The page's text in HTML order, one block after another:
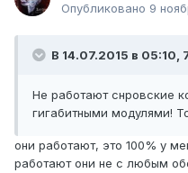
Опубликовано 9
В 14.07.2015 в 05:10,
Не работают снровские
гигабитными модулями!
они работают, это 100% у
работают они не с любым